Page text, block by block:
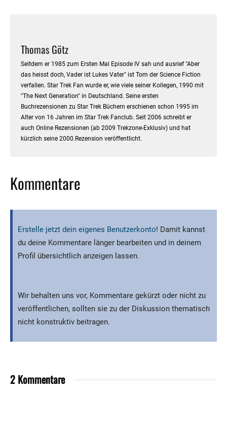
Thomas Götz
Seitdem er 1985 zum Ersten Mal Episode IV sah und ausrief "Aber
das heisst doch, Vader ist Lukes Vater" ist Tom der Science Fiction
verfallen. Star Trek Fan wurde er, wie viele seiner Kollegen, 1990 mit
"The Next Generation" in Deutschland. Seine ersten
Buchrezensionen zu Star Trek Büchern erschienen schon 1995 im
Alter von 16 Jahren im Star Trek Fanclub. Seit 2006 schreibt er
auch Online Rezensionen (ab 2009 Trekzone-Exklusiv) und hat
kürzlich seine 2000.Rezension veröffentlicht.
Kommentare
Erstelle jetzt dein eigenes Benutzerkonto! Damit kannst
du deine Kommentare länger bearbeiten und in deinem
Profil übersichtlich anzeigen lassen.
Wir behalten uns vor, Kommentare gekürzt oder nicht zu
veröffentlichen, sollten sie zu der Diskussion thematisch
nicht konstruktiv beitragen.
2 Kommentare